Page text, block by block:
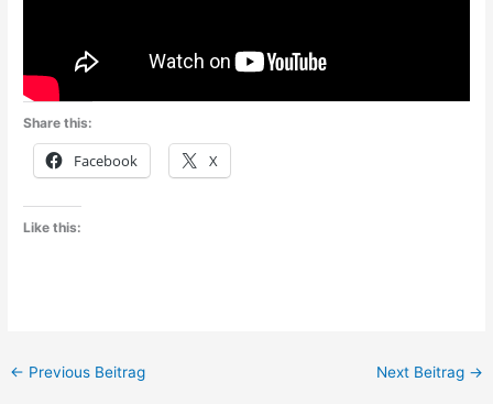
Share this:
Facebook X
Like this:
← Previous Beitrag Next Beitrag →